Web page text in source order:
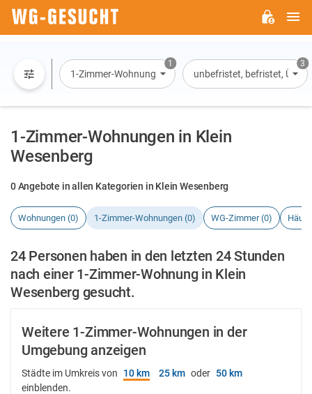
1
1-Zimmer-Wohnung
3
unbefristet, befristet,
1-Zimmer-Wohnungen in Klein
Wesenberg
0 Angebote in allen Kategorien in Klein Wesenberg
Wohnungen (0) 1-Zimmer-Wohnungen (0) WG-Zimmer (0)
24 Personen haben in den letzten 24 Stunden
nach einer 1-Zimmer-Wohnung in Klein
Wesenberg gesucht.
Weitere 1-Zimmer-Wohnungen in der
Umgebung anzeigen
Städte im Umkreis von 10 km 25 km oder 50 km
einblenden.